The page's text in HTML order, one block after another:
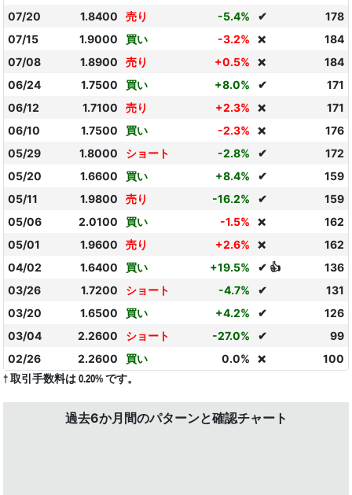
07/20
1.8400 売り -5.4% ✔
178
07/15
1.9000 買い -3.2% ❌
184
07/08
1.8900 売り +0.5% ❌
184
06/24
1.7500 買い +8.0% ✔
171
06/12
1.7100 売り +2.3% ❌
171
06/10
1.7500 買い -2.3% ❌
176
05/29
1.8000 ショート -2.8% ✔
172
05/20
1.6600 買い +8.4% ✔
159
05/11
1.9800 売り -16.2% ✔
159
05/06
2.0100 買い -1.5% ❌
162
05/01
1.9600 売り +2.6% ❌
162
04/02
1.6400 買い +19.5% ✔ 👍
136
03/26
1.7200 ショート -4.7% ✔
131
03/20
1.6500 買い +4.2% ✔
126
03/04
2.2600 ショート -27.0% ✔
99
02/26
2.2600 買い 0.0% ❌ 100
† 取引手数料は 0.20% です。
過去6か月間のパターンと確認チャート